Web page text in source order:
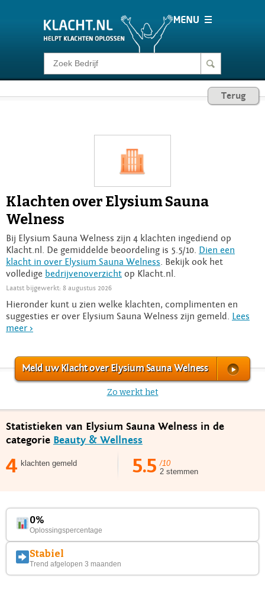
Klacht melden
Login
Terug
Klachten over Elysium Sauna
Welness
Bij Elysium Sauna Welness zijn 4 klachten ingediend op
Klacht.nl. De gemiddelde beoordeling is 5.5/10. Dien een
klacht in over Elysium Sauna Welness . Bekijk ook het
volledige bedrijvenoverzicht op Klacht.nl.
Laatst bijgewerkt: 8 augustus 2026
Hieronder kunt u zien welke klachten, complimenten en
suggesties er over Elysium Sauna Welness zijn gemeld. Lees
meer >
Meld uw Klacht over Elysium Sauna Welness
Zo werkt het
Statistieken van Elysium Sauna Welness in de
categorie Beauty & Wellness
4 klachten gemeld 5.5 /10
2 stemmen
0%
Oplossingspercentage
Stabiel
Trend afgelopen 3 maanden